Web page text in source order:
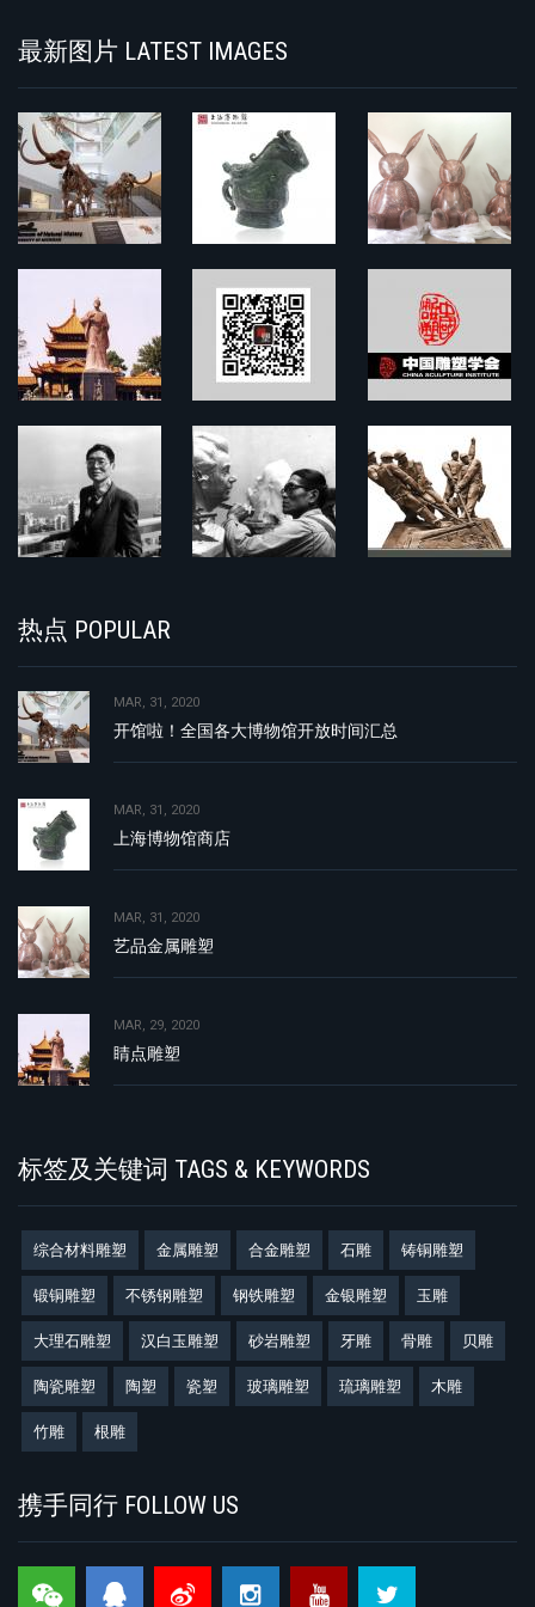
最新图片 LATEST IMAGES
热点 POPULAR
MAR, 31, 2020
开馆啦！全国各大博物馆开放时间汇总
MAR, 31, 2020
上海博物馆商店
MAR, 31, 2020
艺品金属雕塑
MAR, 29, 2020
睛点雕塑
标签及关键词 TAGS & KEYWORDS
综合材料雕塑 金属雕塑 合金雕塑 石雕 铸铜雕塑
锻铜雕塑 不锈钢雕塑 钢铁雕塑 金银雕塑 玉雕
大理石雕塑 汉白玉雕塑 砂岩雕塑 牙雕 骨雕 贝雕
陶瓷雕塑 陶塑 瓷塑 玻璃雕塑 琉璃雕塑 木雕
竹雕 根雕
携手同行 FOLLOW US